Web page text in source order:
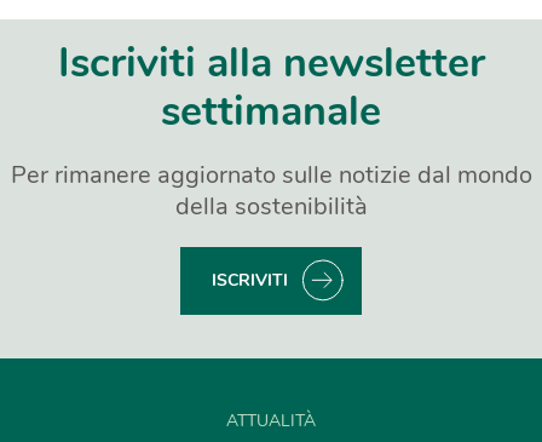
Iscriviti alla newsletter
settimanale
Per rimanere aggiornato sulle notizie dal mondo
della sostenibilità
ISCRIVITI
ATTUALITÀ